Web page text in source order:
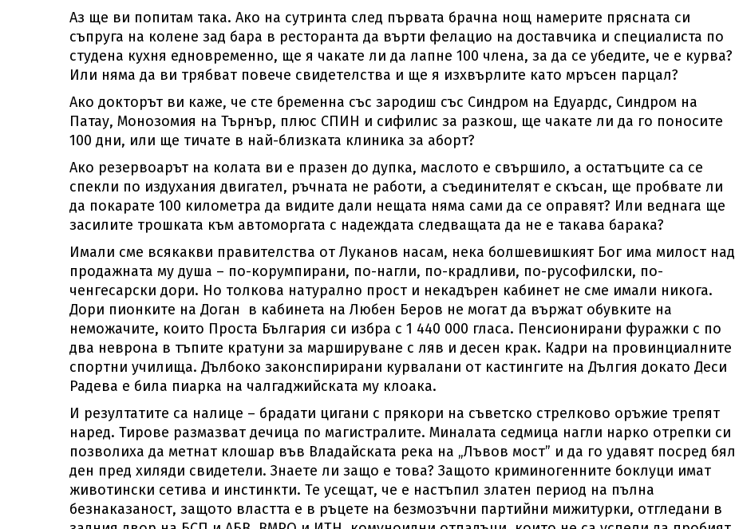
Аз ще ви попитам така. Ако на сутринта след първата брачна нощ намерите прясната си
съпруга на колене зад бара в ресторанта да върти фелацио на доставчика и специалиста по
студена кухня едновременно, ще я чакате ли да лапне 100 члена, за да се убедите, че е курва?
Или няма да ви трябват повече свидетелства и ще я изхвърлите като мръсен парцал?
Ако докторът ви каже, че сте бременна със зародиш със Синдром на Едуардс, Синдром на
Патау, Монозомия на Търнър, плюс СПИН и сифилис за разкош, ще чакате ли да го поносите
100 дни, или ще тичате в най-близката клиника за аборт?
Ако резервоарът на колата ви е празен до дупка, маслото е свършило, а остатъците са се
спекли по издухания двигател, ръчната не работи, а съединителят е скъсан, ще пробвате ли
да покарате 100 километра да видите дали нещата няма сами да се оправят? Или веднага ще
засилите трошката към автоморгата с надеждата следващата да не е такава барака?
Имали сме всякакви правителства от Луканов насам, нека болшевишкият Бог има милост над
продажната му душа – по-корумпирани, по-нагли, по-крадливи, по-русофилски, по-
ченгесарски дори. Но толкова натурално прост и некадърен кабинет не сме имали никога.
Дори пионките на Доган в кабинета на Любен Беров не могат да вържат обувките на
неможачите, които Проста България си избра с 1 440 000 гласа. Пенсионирани фуражки с по
два неврона в тъпите кратуни за маршируване с ляв и десен крак. Кадри на провинциалните
спортни училища. Дълбоко законспирирани курвалани от кастингите на Дългия докато Деси
Радева е била пиарка на чалгаджийската му клоака.
И резултатите са налице – брадати цигани с прякори на съветско стрелково оръжие трепят
наред. Тирове размазват дечица по магистралите. Миналата седмица нагли нарко отрепки си
позволиха да метнат клошар във Владайската река на „Лъвов мост” и да го удавят посред бял
ден пред хиляди свидетели. Знаете ли защо е това? Защото криминогенните боклуци имат
животински сетива и инстинкти. Те усещат, че е настъпил златен период на пълна
безнаказаност, защото властта е в ръцете на безмозъчни партийни мижитурки, отгледани в